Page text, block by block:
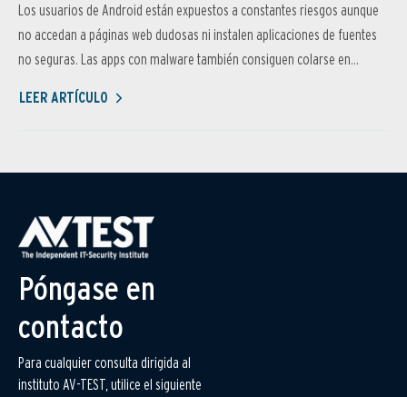
Los usuarios de Android están expuestos a constantes riesgos aunque
no accedan a páginas web dudosas ni instalen aplicaciones de fuentes
no seguras. Las apps con malware también consiguen colarse en...
LEER ARTÍCULO
Póngase en
contacto
Para cualquier consulta dirigida al
instituto AV-TEST, utilice el siguiente